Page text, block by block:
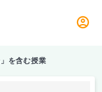
」を含む授業